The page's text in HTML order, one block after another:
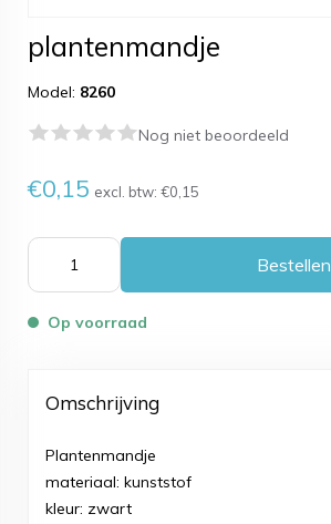
plantenmandje
Model: 8260
Nog niet beoordeeld
€0,15 excl. btw: €0,15
Bestellen
Op voorraad
Omschrijving
Plantenmandje
materiaal: kunststof
kleur: zwart